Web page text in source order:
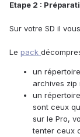
Etape 2 :
Sur votre SD il
Le pack
un
archives zip
un
sont ceux
sur le Pro,
tenter ceux